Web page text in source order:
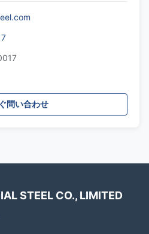
問い合わせ
STEEL CO., LIMITED